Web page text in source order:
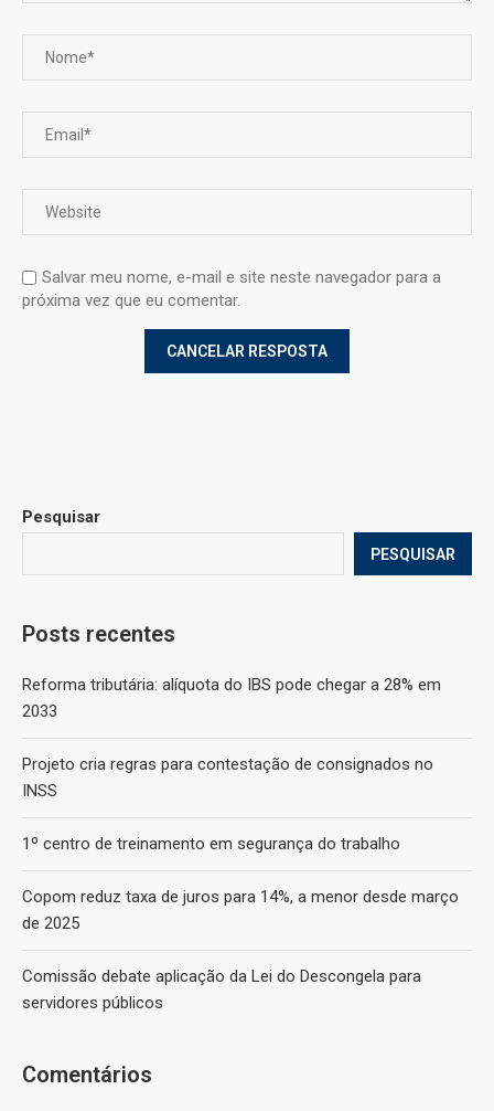
Salvar meu nome, e-mail e site neste navegador para a
próxima vez que eu comentar.
Pesquisar
PESQUISAR
Posts recentes
Reforma tributária: alíquota do IBS pode chegar a 28% em
2033
Projeto cria regras para contestação de consignados no
INSS
1º centro de treinamento em segurança do trabalho
Copom reduz taxa de juros para 14%, a menor desde março
de 2025
Comissão debate aplicação da Lei do Descongela para
servidores públicos
Comentários